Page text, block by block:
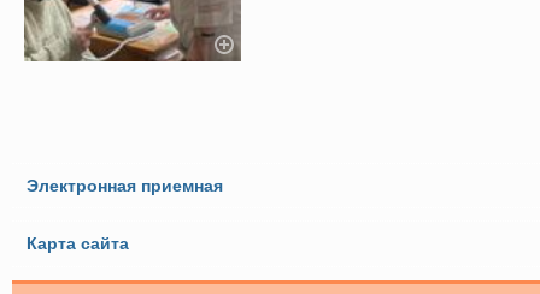
Электронная приемная
Карта сайта